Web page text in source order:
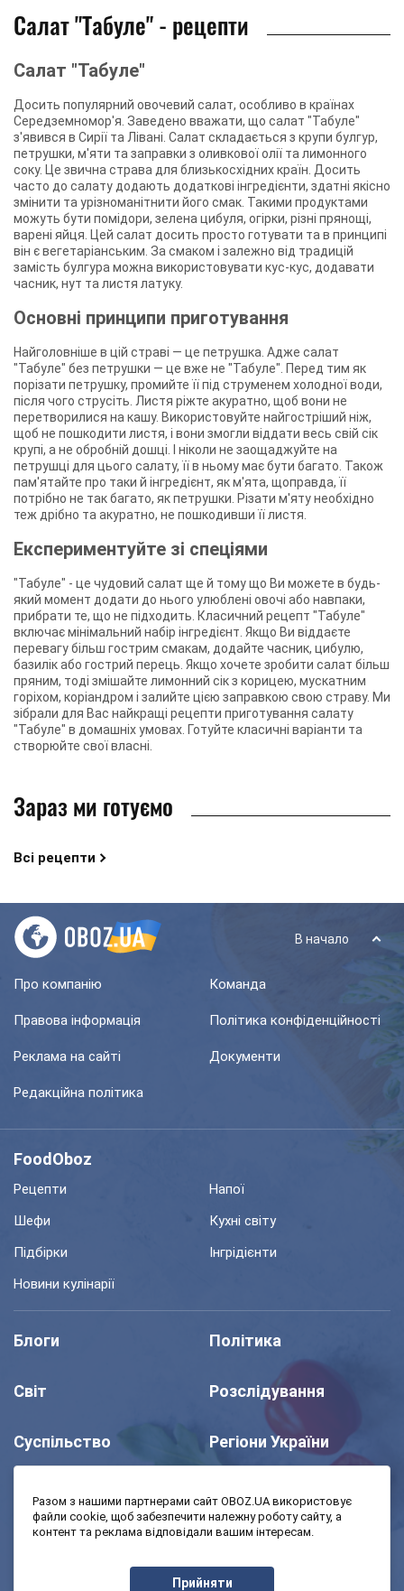
Салат "Табуле" - рецепти
Салат "Табуле"
Досить популярний овочевий салат, особливо в країнах
Середземномор'я. Заведено вважати, що салат "Табуле"
з'явився в Сирії та Лівані. Салат складається з крупи булгур,
петрушки, м'яти та заправки з оливкової олії та лимонного
соку. Це звична страва для близькосхідних країн. Досить
часто до салату додають додаткові інгредієнти, здатні якісно
змінити та урізноманітнити його смак. Такими продуктами
можуть бути помідори, зелена цибуля, огірки, різні прянощі,
варені яйця. Цей салат досить просто готувати та в принципі
він є вегетаріанським. За смаком і залежно від традицій
замість булгура можна використовувати кус-кус, додавати
часник, нут та листя латуку.
Основні принципи приготування
Найголовніше в цій страві — це петрушка. Адже салат
"Табуле" без петрушки — це вже не "Табуле". Перед тим як
порізати петрушку, промийте її під струменем холодної води,
після чого струсіть. Листя ріжте акуратно, щоб вони не
перетворилися на кашу. Використовуйте найгостріший ніж,
щоб не пошкодити листя, і вони змогли віддати весь свій сік
крупі, а не обробній дошці. І ніколи не заощаджуйте на
петрушці для цього салату, її в ньому має бути багато. Також
пам'ятайте про таки й інгредієнт, як м'ята, щоправда, її
потрібно не так багато, як петрушки. Різати м'яту необхідно
теж дрібно та акуратно, не пошкодивши її листя.
Експериментуйте зі спеціями
"Табуле" - це чудовий салат ще й тому що Ви можете в будь-
який момент додати до нього улюблені овочі або навпаки,
прибрати те, що не підходить. Класичний рецепт "Табуле"
включає мінімальний набір інгредієнт. Якщо Ви віддаєте
перевагу більш гострим смакам, додайте часник, цибулю,
базилік або гострий перець. Якщо хочете зробити салат більш
пряним, тоді змішайте лимонний сік з корицею, мускатним
горіхом, коріандром і залийте цією заправкою свою страву. Ми
зібрали для Вас найкращі рецепти приготування салату
"Табуле" в домашніх умовах. Готуйте класичні варіанти та
створюйте свої власні.
Зараз ми готуємо
Всі рецепти
В начало
Про компанію Команда
Правова інформація Політика конфіденційності
Реклама на сайті Документи
Редакційна політика
FoodOboz
Рецепти
Напої
Шефи
Кухні світу
Підбірки
Інгрідієнти
Новини кулінарії
Блоги Політика
Світ Розслідування
Суспільство Регіони України
Шоу Спорт
Моя школа
Разом з нашими партнерами сайт OBOZ.UA використовує
файли cookie, щоб забезпечити належну роботу сайту, а
контент та реклама відповідали вашим інтересам.
Прийняти